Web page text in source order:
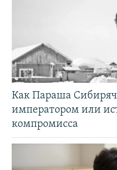
Как Параша
императором или
компромисса